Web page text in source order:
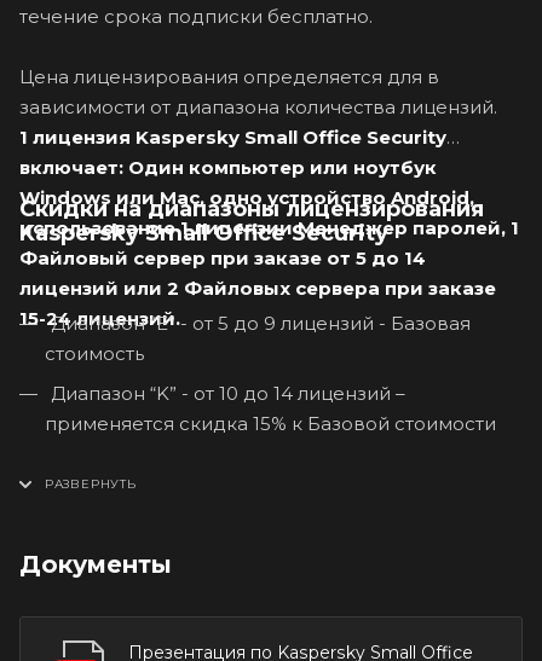
течение срока подписки бесплатно.
Цена лицензирования определяется для в
зависимости от диапазона количества лицензий.
1 лицензия Kaspersky Small Office Security
включает: Один компьютер или ноутбук
Windows или Mac, одно устройство Android,
использование 1 лицензии Менеджер паролей, 1
Файловый сервер при заказе от 5 до 14
лицензий или 2 Файловых сервера при заказе
15-24 лицензий.
Скидки на диапазоны лицензирования
Kaspersky Small Office Security
Диапазон “E” - от 5 до 9 лицензий - Базовая
стоимость
Диапазон “K” - от 10 до 14 лицензий –
применяется скидка 15% к Базовой стоимости
применяется скидка 20% к Базовой стоимости
применяется скидка 25% к Базовой стоимости
Для получения более подробной
Документы
Презентация по Kaspersky Small Office